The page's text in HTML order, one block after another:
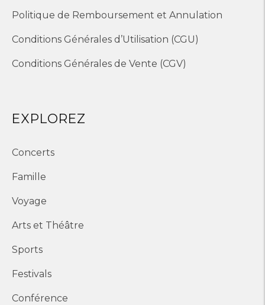
Politique de Remboursement et Annulation
Conditions Générales d’Utilisation (CGU)
Conditions Générales de Vente (CGV)
EXPLOREZ
Concerts
Famille
Voyage
Arts et Théâtre
Sports
Festivals
Conférence